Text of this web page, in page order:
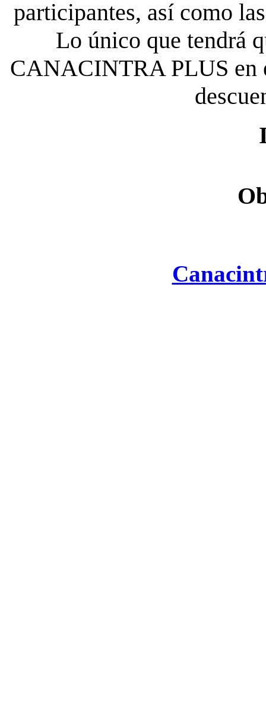
participantes, así como
Lo único que tendrá
CANACINTRA PLUS en